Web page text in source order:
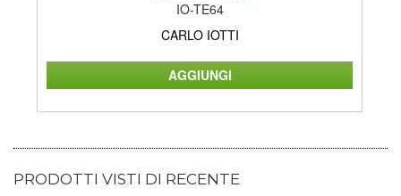
IO-TE64
CARLO IOTTI
PRODOTTI VISTI DI RECENTE